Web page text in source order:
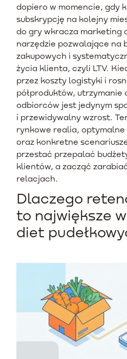
dopiero w momencie, gdy
subskrypcję na kolejny
do gry wkracza marketing
narzędzie pozwalające na
zakupowych i
życia klienta, czyli LTV.
przez koszty logistyki i
półproduktów, utrzymanie
odbiorców jest jedynym
i przewidywalny wzrost.
rynkowe realia, optymalne
oraz konkretne
przestać przepalać
klientów, a zacząć
relacjach.
Dlaczego
to największe
diet